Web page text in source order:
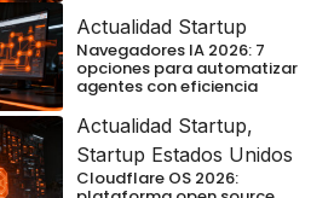
Actualidad Startup
Navegadores IA 2026: 7
opciones para automatizar
agentes con eficiencia
Actualidad Startup,
Startup Estados Unidos
Cloudflare OS 2026: